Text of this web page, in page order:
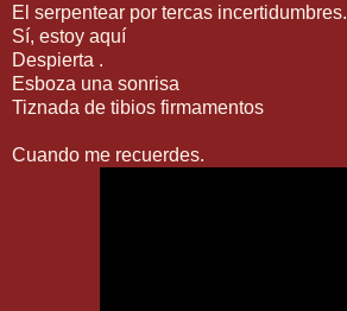
El serpentear por tercas incertidumbres.
Sí, estoy aquí
Despierta .
Esboza una sonrisa
Tiznada de tibios firmamentos
Cuando me recuerdes.